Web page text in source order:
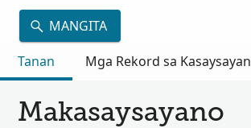
MANGITA
Tanan
Mga Rekord sa Kasaysayan
Makasaysayano